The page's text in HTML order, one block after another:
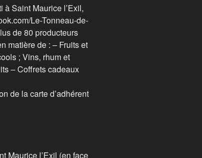
à Saint Maurice l’Exil,
Le-Tonneau-de-
de 80 producteurs
matière de : – Fruits et
; Vins, rhum et
– Coffrets cadeaux
de la carte d’adhérent
Maurice l’Exil (en face